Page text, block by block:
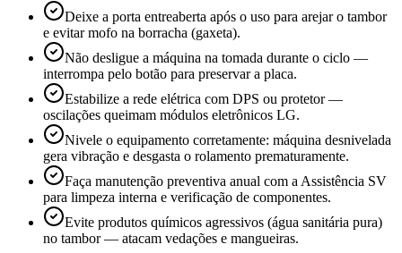
Deixe a porta entreaberta após o uso para arejar o tambor
e evitar mofo na borracha (gaxeta).
Não desligue a máquina na tomada durante o ciclo —
interrompa pelo botão para preservar a placa.
Estabilize a rede elétrica com DPS ou protetor —
oscilações queimam módulos eletrônicos LG.
Nivele o equipamento corretamente: máquina desnivelada
gera vibração e desgasta o rolamento prematuramente.
Faça manutenção preventiva anual com a Assistência SV
para limpeza interna e verificação de componentes.
Evite produtos químicos agressivos (água sanitária pura)
no tambor — atacam vedações e mangueiras.